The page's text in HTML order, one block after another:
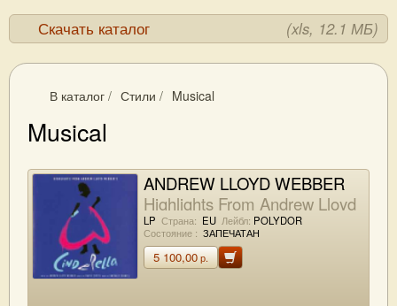
Скачать каталог (xls, 12.1 МБ)
В каталог / Стили / Musical
Musical
ANDREW LLOYD WEBBER
Highlights From Andrew Lloyd
Webber's Cinderella
LP Страна: EU Лейбл: POLYDOR
Состояние : ЗАПЕЧАТАН
5 100,00р.